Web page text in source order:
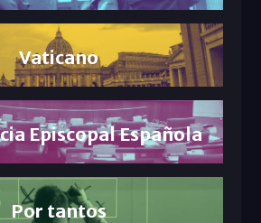
Vaticano
Episcopal Española
Por tantos